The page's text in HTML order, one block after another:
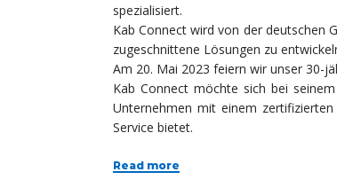
spezialisiert.
Kab Connect wird von der deutschen
zugeschnittene Lösungen zu
Am 20. Mai 2023 feiern wir unser 30-
Kab Connect möchte sich bei
Unternehmen mit einem
Service bietet.
Read more